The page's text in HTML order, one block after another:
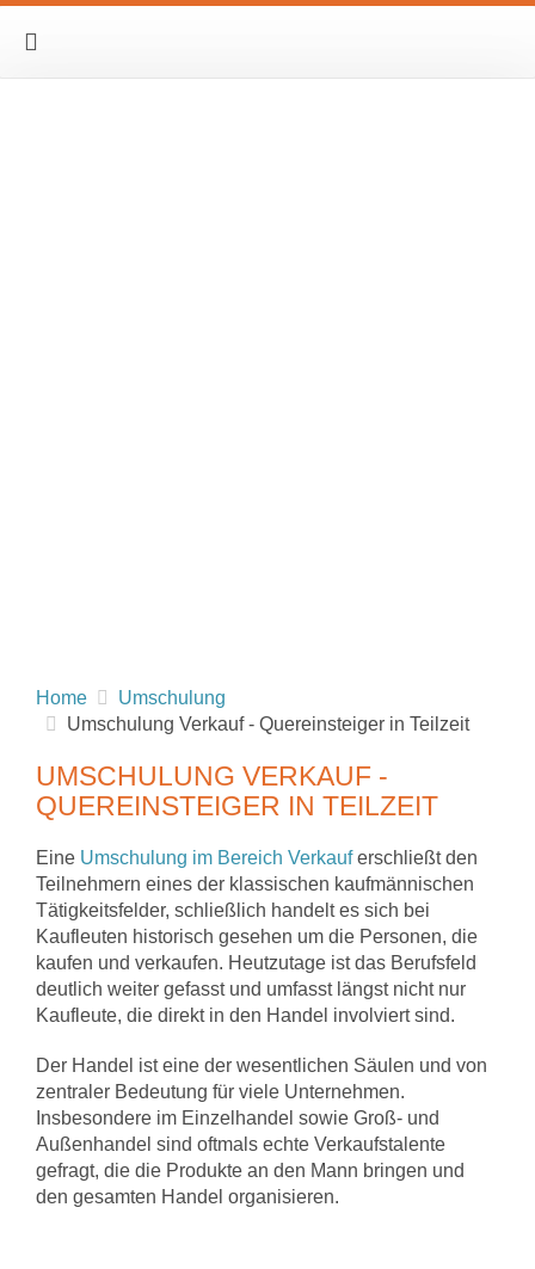
Home
Umschulung
Umschulung Verkauf - Quereinsteiger in Teilzeit
UMSCHULUNG VERKAUF -
QUEREINSTEIGER IN TEILZEIT
Eine Umschulung im Bereich Verkauferschließt den
Teilnehmern eines der klassischen kaufmännischen
Tätigkeitsfelder, schließlich handelt es sich bei
Kaufleuten historisch gesehen um die Personen, die
kaufen und verkaufen. Heutzutage ist das Berufsfeld
deutlich weiter gefasst und umfasst längst nicht nur
Kaufleute, die direkt in den Handel involviert sind.
Der Handel ist eine der wesentlichen Säulen und von
zentraler Bedeutung für viele Unternehmen.
Insbesondere im Einzelhandel sowie Groß- und
Außenhandel sind oftmals echte Verkaufstalente
gefragt, die die Produkte an den Mann bringen und
den gesamten Handel organisieren.